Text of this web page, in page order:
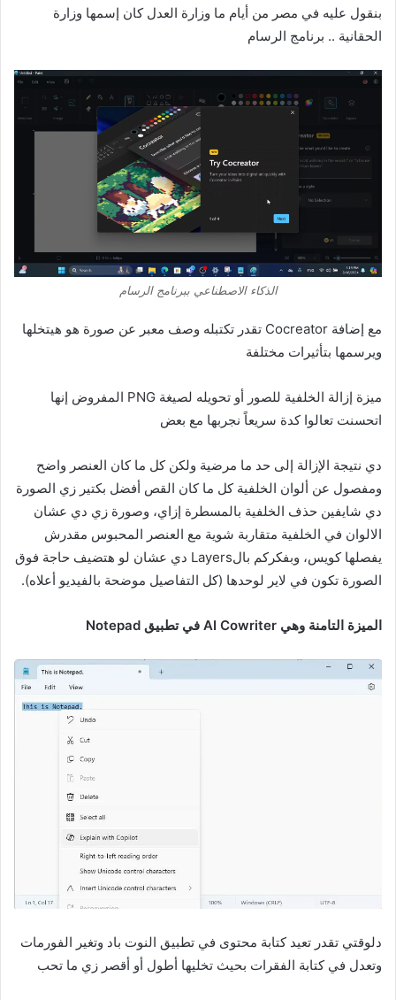
بنقول عليه في مصر من أيام ما وزارة العدل كان إسمها وزارة
الحقانية .. برنامج الرسام
الذكاء الاصطناعي ببرنامج الرسام
مع إضافة Cocreator تقدر تكتبله وصف معبر عن صورة هو هيتخلها
ويرسمها بتأثيرات مختلفة
ميزة إزالة الخلفية للصور أو تحويله لصيغة PNG المفروض إنها
اتحسنت تعالوا كدة سريعاً نجربها مع بعض
دي نتيجة الإزالة إلى حد ما مرضية ولكن كل ما كان العنصر واضح
ومفصول عن ألوان الخلفية كل ما كان القص أفضل بكتير زي الصورة
دي شايفين حذف الخلفية بالمسطرة إزاي، وصورة زي دي عشان
الالوان في الخلفية متقاربة شوية مع العنصر المحبوس مقدرش
يفصلها كويس،
وبفكركم بالLayers دي عشان لو هتضيف حاجة فوق
الصورة تكون في لاير لوحدها (كل التفاصيل موضحة بالفيديو أعلاه).
الميزة التامنة وهي AI Cowriter في تطبيق Notepad
دلوقتي تقدر تعيد كتابة محتوى في تطبيق النوت باد وتغير الفورمات
وتعدل في كتابة الفقرات بحيث تخليها أطول أو أقصر زي ما تحب